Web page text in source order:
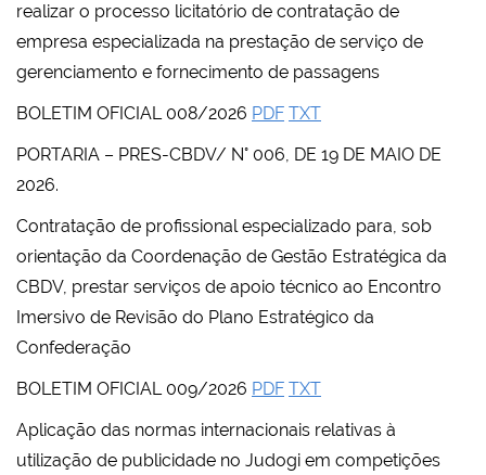
realizar o processo licitatório de contratação de
empresa especializada na prestação de serviço de
gerenciamento e fornecimento de passagens
BOLETIM OFICIAL 008/2026 PDF TXT
PORTARIA – PRES-CBDV/ N° 006, DE 19 DE MAIO DE
2026.
Contratação de profissional especializado para, sob
orientação da Coordenação de Gestão Estratégica da
CBDV, prestar serviços de apoio técnico ao Encontro
Imersivo de Revisão do Plano Estratégico da
Confederação
BOLETIM OFICIAL 009/2026 PDF TXT
Aplicação das normas internacionais relativas à
utilização de publicidade no Judogi em competições